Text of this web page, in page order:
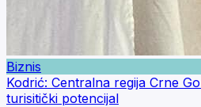
Biznis
Kodrić: Centralna regija Crne
turisitički potencijal